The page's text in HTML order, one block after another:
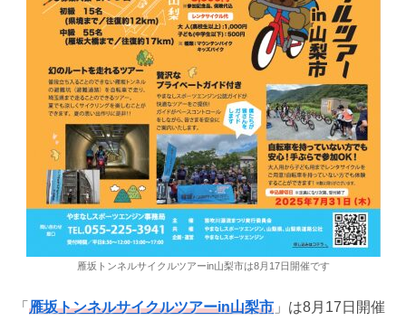
雁坂トンネルサイクルツアーin山梨市は8月17日開催です
「 雁坂トンネルサイクルツアーin山梨市 」は8月17日開催